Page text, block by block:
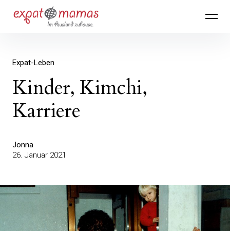
überspringen
Expatmamas – im Ausland zuhause
Expat-Leben
Kinder, Kimchi,
Karriere
Jonna
26. Januar 2021